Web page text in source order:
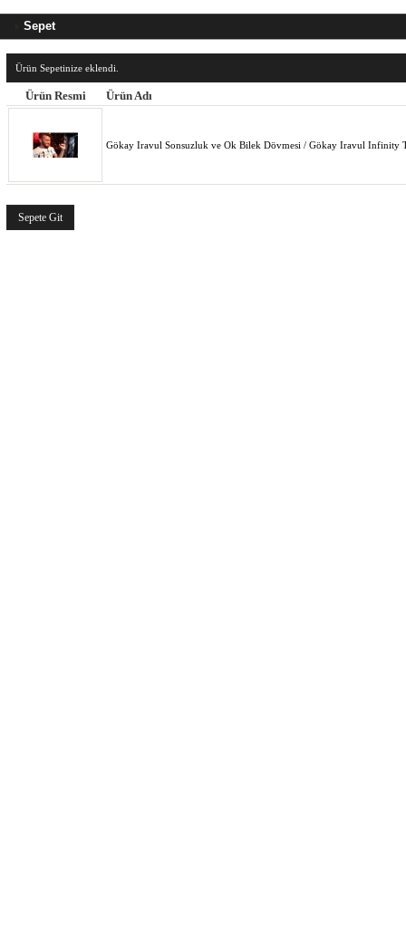
Sepet
Ürün Sepetinize eklendi.
Ürün Resmi Ürün Adı
Gökay Iravul Sonsuzluk ve Ok Bilek Dövmesi / Gökay Iravul Infinity
Sepete Git